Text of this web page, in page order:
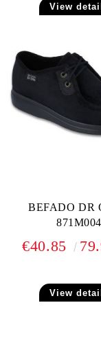
View
BEFADO DR
871M004
€40.85
View